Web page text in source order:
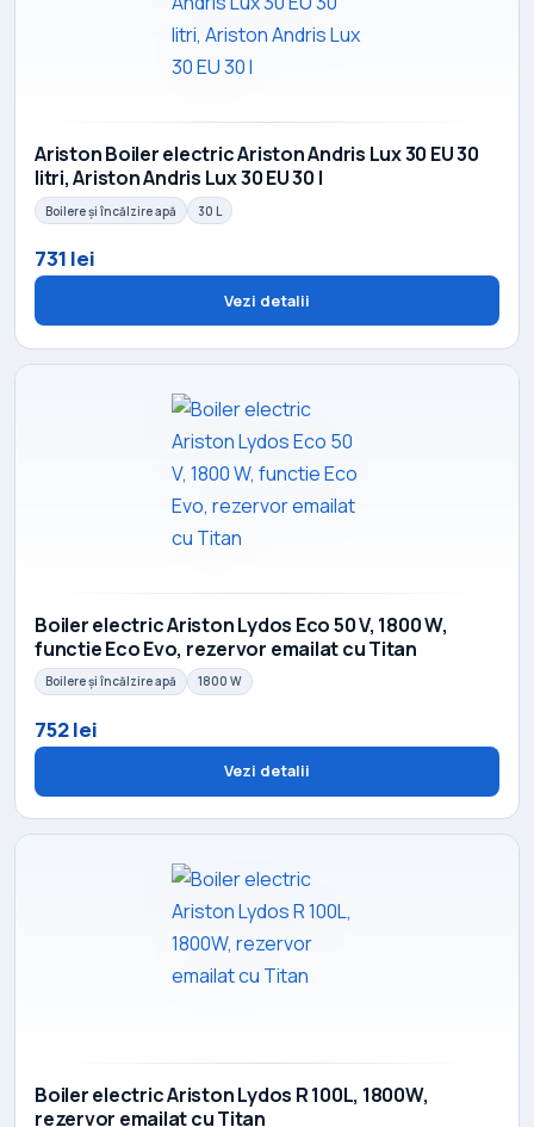
Ariston Boiler electric Ariston Andris Lux 30 EU 30
litri, Ariston Andris Lux 30 EU 30 l
Boilere și încălzire apă 30 L
731 lei
Vezi detalii
Boiler electric Ariston Lydos Eco 50 V, 1800 W,
functie Eco Evo, rezervor emailat cu Titan
Boilere și încălzire apă 1800 W
752 lei
Vezi detalii
Boiler electric Ariston Lydos R 100L, 1800W,
rezervor emailat cu Titan